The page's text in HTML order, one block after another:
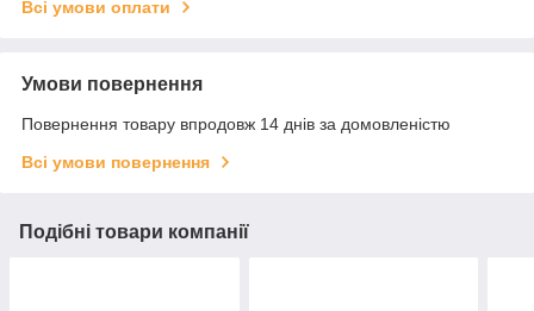
Всі умови оплати
Умови повернення
Повернення товару впродовж 14 днів за домовленістю
Всі умови повернення
Подібні товари компанії